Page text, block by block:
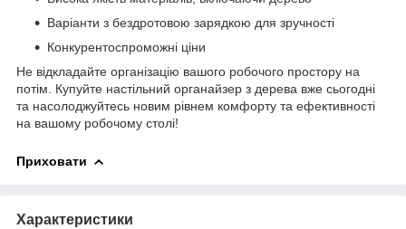
Варіанти з бездротовою зарядкою для зручності
Конкурентоспроможні ціни
Не відкладайте організацію вашого робочого простору на
потім. Купуйте настільний органайзер з дерева вже сьогодні
та насолоджуйтесь новим рівнем комфорту та ефективності
на вашому робочому столі!
Приховати
Характеристики